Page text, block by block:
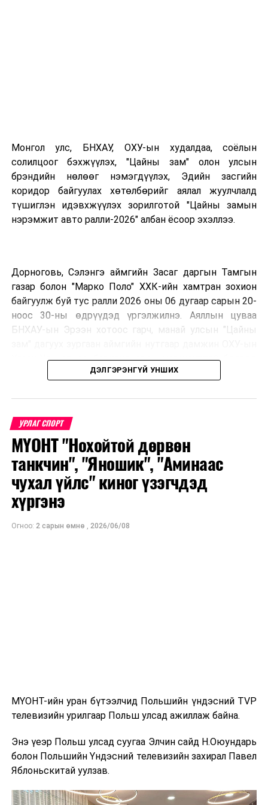
ДАРААХ МЭДЭЭ
“Эрдэнэс-Тавантолгой” ХК олон улсын стандартад
нийцсэн 8.2 км авто зам ашиглалтад орууллаа
ӨМНӨХ МЭДЭЭ
Б.Мишээл "Олон улсын их мастер"-ын болзол хангалаа
Монгол улс, БНХАУ, ОХУ-ын худалдаа, соёлын
солилцоог бэхжүүлэх, "Цайны зам" олон улсын
брэндийн нөлөөг нэмэгдүүлэх, Эдийн засгийн
коридор байгуулах хөтөлбөрийг аялал жуулчлалд
түшиглэн идэвхжүүлэх зорилготой "Цайны замын
нэрэмжит авто ралли-2026" албан ёсоор эхэллээ.
Дорноговь, Сэлэнгэ аймгийн Засаг даргын Тамгын
газар болон "Марко Поло" ХХК-ийн хамтран зохион
байгуулж буй тус ралли 2026 оны 06 дугаар сарын 20-
ноос 30-ны өдрүүдэд үргэлжилнэ. Аяллын цуваа
БНХАУ-ын Эрээн хотоос гарч, манай улсын "Цайны
Улаан-Үд хотноо барианд орох маршруттай бөгөөд
улс тус бүрээс авто спорт сонирхогч тамирчдын 10
хэвлэл мэдээллийн төлөөлөл оролцож байна.
Тус автомашинтай брэнд аяллыг зохион байгуулах
шийдвэрийг гурван орны Аялал жуулчлалын сайд
нарын 2025 онд Дархан-Уул аймагт хийсэн IX
уулзалтын үеэр гаргасан бөгөөд энэхүү санаачилгыг
Монголын улсын талаас ийнхүү ажил хэрэг болгож
байна.
Энэхүү арга хэмжээ нь Монгол Улсыг олон улсад
сурталчлах, хил дамнасан аялал жуулчлалын хамтын
урсгалыг нэмэгдүүлэхэд чухал ач холбогдолтой юм.
ДЭЛГЭРЭНГҮЙ УНШИХ
УРЛАГ СПОРТ
МҮОНТ "Нохойтой дөрвөн
танкчин", "Яношик", "Аминаас
чухал үйлс" киног үзэгчдэд
хүргэнэ
Огноо: 2 сарын өмнө , 2026/06/08
МҮОНТ-ийн уран бүтээлчид Польшийн үндэсний TVP
телевизийн урилгаар Польш улсад ажиллаж байна.
Энэ үеэр Польш улсад суугаа Элчин сайд Н.Оюундарь
болон Польшийн Үндэсний телевизийн захирал Павел
Яблоньскитай уулзав.